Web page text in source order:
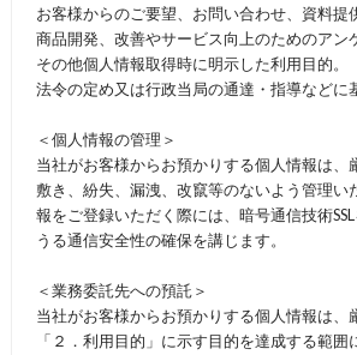
お客様からのご要望、お問い合わせ、資料提
商品開発、改善やサービス向上のためのアン
その他個人情報取得時に明示した利用目的。
法令の定め又は行政当局の通達・指導などに
＜個人情報の管理＞
当社がお客様からお預かりする個人情報は、
敷き、紛失、漏洩、改竄等のないよう管理い
報をご登録いただく際には、暗号通信技術
うる通信安全性の確保を講じます。
＜業務委託先への預託＞
当社がお客様からお預かりする個人情報は、
「２．利用目的」に示す目的を達成する範囲